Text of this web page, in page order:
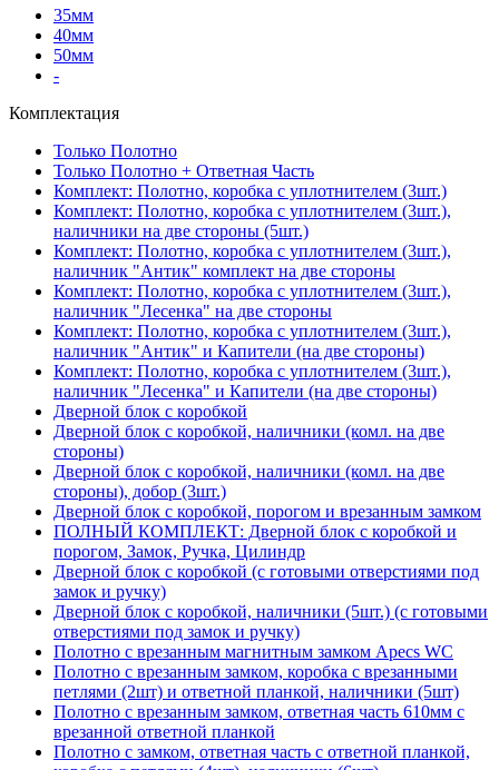
35мм
40мм
50мм
-
Комплектация
Только Полотно
Только Полотно + Ответная Часть
Комплект: Полотно, коробка с уплотнителем (3шт.)
Комплект: Полотно, коробка с уплотнителем (3шт.),
наличники на две стороны (5шт.)
Комплект: Полотно, коробка с уплотнителем (3шт.),
наличник "Антик" комплект на две стороны
Комплект: Полотно, коробка с уплотнителем (3шт.),
наличник "Лесенка" на две стороны
Комплект: Полотно, коробка с уплотнителем (3шт.),
наличник "Антик" и Капители (на две стороны)
Комплект: Полотно, коробка с уплотнителем (3шт.),
наличник "Лесенка" и Капители (на две стороны)
Дверной блок с коробкой
Дверной блок с коробкой, наличники (комл. на две
стороны)
Дверной блок с коробкой, наличники (комл. на две
стороны), добор (3шт.)
Дверной блок с коробкой, порогом и врезанным замком
ПОЛНЫЙ КОМПЛЕКТ: Дверной блок с коробкой и
порогом, Замок, Ручка, Цилиндр
Дверной блок с коробкой (с готовыми отверстиями под
замок и ручку)
Дверной блок с коробкой, наличники (5шт.) (с готовыми
отверстиями под замок и ручку)
Полотно с врезанным магнитным замком Apecs WC
Полотно с врезанным замком, коробка с врезанными
петлями (2шт) и ответной планкой, наличники (5шт)
Полотно с врезанным замком, ответная часть 610мм с
врезанной ответной планкой
Полотно с замком, ответная часть с ответной планкой,